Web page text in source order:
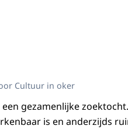
Cultuur in oker
een gezamenlijke
is en anderzijds